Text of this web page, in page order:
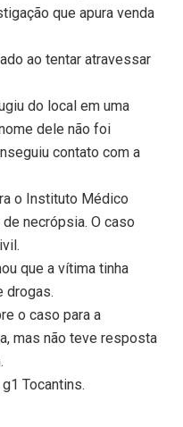
que apura venda
ao tentar atravessar
do local em uma
dele não foi
contato com a
o Instituto Médico
necrópsia. O caso
que a vítima tinha
drogas.
o caso para a
mas não teve resposta
Tocantins.